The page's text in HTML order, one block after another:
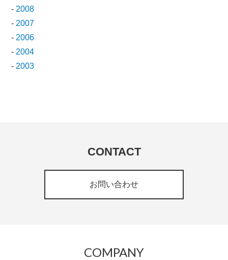
- 2008
- 2007
- 2006
- 2004
- 2003
CONTACT
お問い合わせ
COMPANY